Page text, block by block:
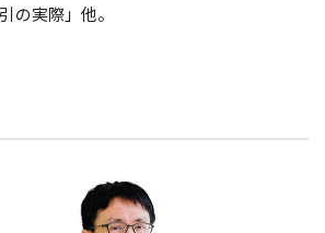
の実際」他。